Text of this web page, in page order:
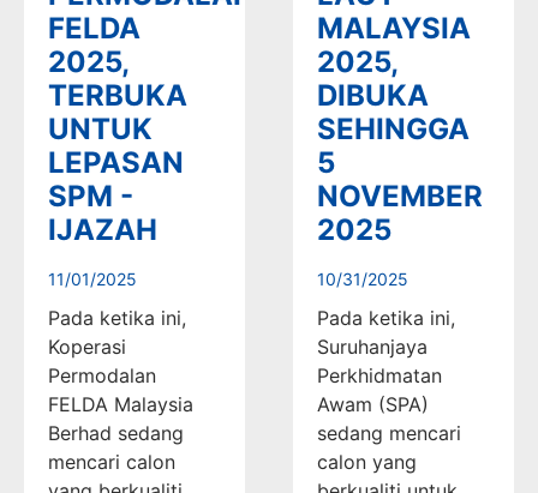
FELDA
2025,
TERBUKA
UNTUK
LEPASAN
SPM -
IJAZAH
11/01/2025
Pada ketika ini,
Koperasi
Permodalan
FELDA Malaysia
Berhad sedang
mencari calon
MALAYSIA
2025,
DIBUKA
SEHINGGA
5
NOVEMBER
2025
10/31/2025
Pada ketika ini,
Suruhanjaya
Perkhidmatan
Awam (SPA)
sedang mencari
calon yang